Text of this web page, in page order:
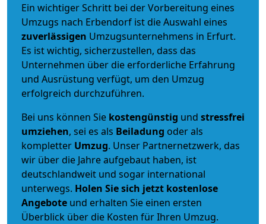
Ein wichtiger Schritt bei der Vorbereitung eines
Umzugs nach Erbendorf ist die Auswahl eines
zuverlässigen Umzugsunternehmens in Erfurt.
Es ist wichtig, sicherzustellen, dass das
Unternehmen über die erforderliche Erfahrung
und Ausrüstung verfügt, um den Umzug
erfolgreich durchzuführen.
Bei uns können Sie kostengünstig und stressfrei
umziehen, sei es als Beiladung oder als
kompletter Umzug. Unser Partnernetzwerk, das
wir über die Jahre aufgebaut haben, ist
deutschlandweit und sogar international
unterwegs. Holen Sie sich jetzt kostenlose
Angebote und erhalten Sie einen ersten
Überblick über die Kosten für Ihren Umzug.